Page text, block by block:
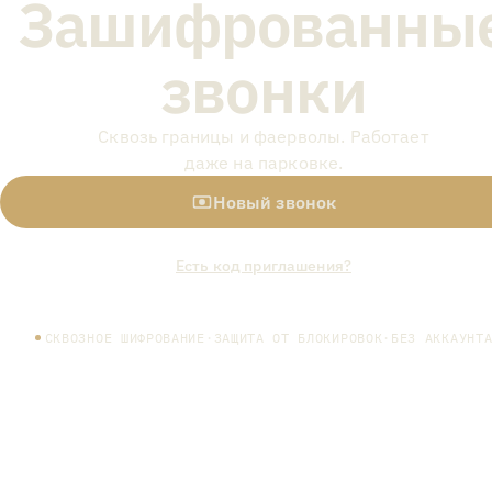
звонки
Сквозь границы и фаерволы. Работает
даже на парковке.
Новый звонок
Есть код приглашения?
СКВОЗНОЕ ШИФРОВАНИЕ · ЗАЩИТА ОТ БЛОКИРОВОК · БЕЗ АККАУНТА